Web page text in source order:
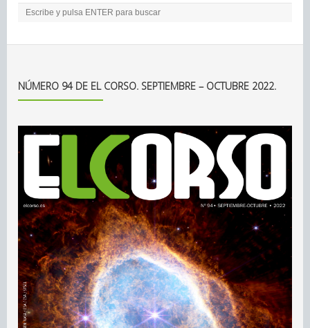
NÚMERO 94 DE EL CORSO. SEPTIEMBRE – OCTUBRE 2022.